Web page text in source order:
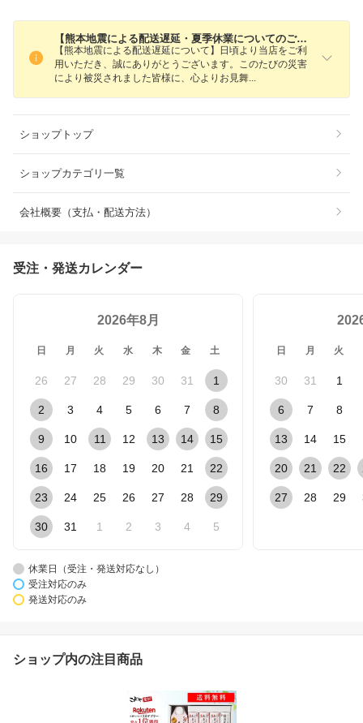
【熊本地震による配送遅延・夏季休業についてのご案内】
【熊本地震による配送遅延について】日頃より当店をご利
用いただき、誠にありがとうございます。このたびの災害
により被災されました皆様に、心よりお見 舞
ショップトップ
ショップカテゴリ一覧
会社概要（支払・配送方法）
受注・発送カレンダー
2026年8月
日 月 火 水 木 金 土
26 27 28 29 30 31 1
2 3 4 5 6 7 8
9 10 11 12 13 14 15
16 17 18 19 20 21 22
23 24 25 26 27 28 29
30 31 1 2 3 4 5
日 月 火
30 31 1
6 7 8
13 14 15
20 21 22
27 28 29
休業日（受注・発送対応なし）
受注対応のみ
発送対応のみ
ショップ内の注目商品